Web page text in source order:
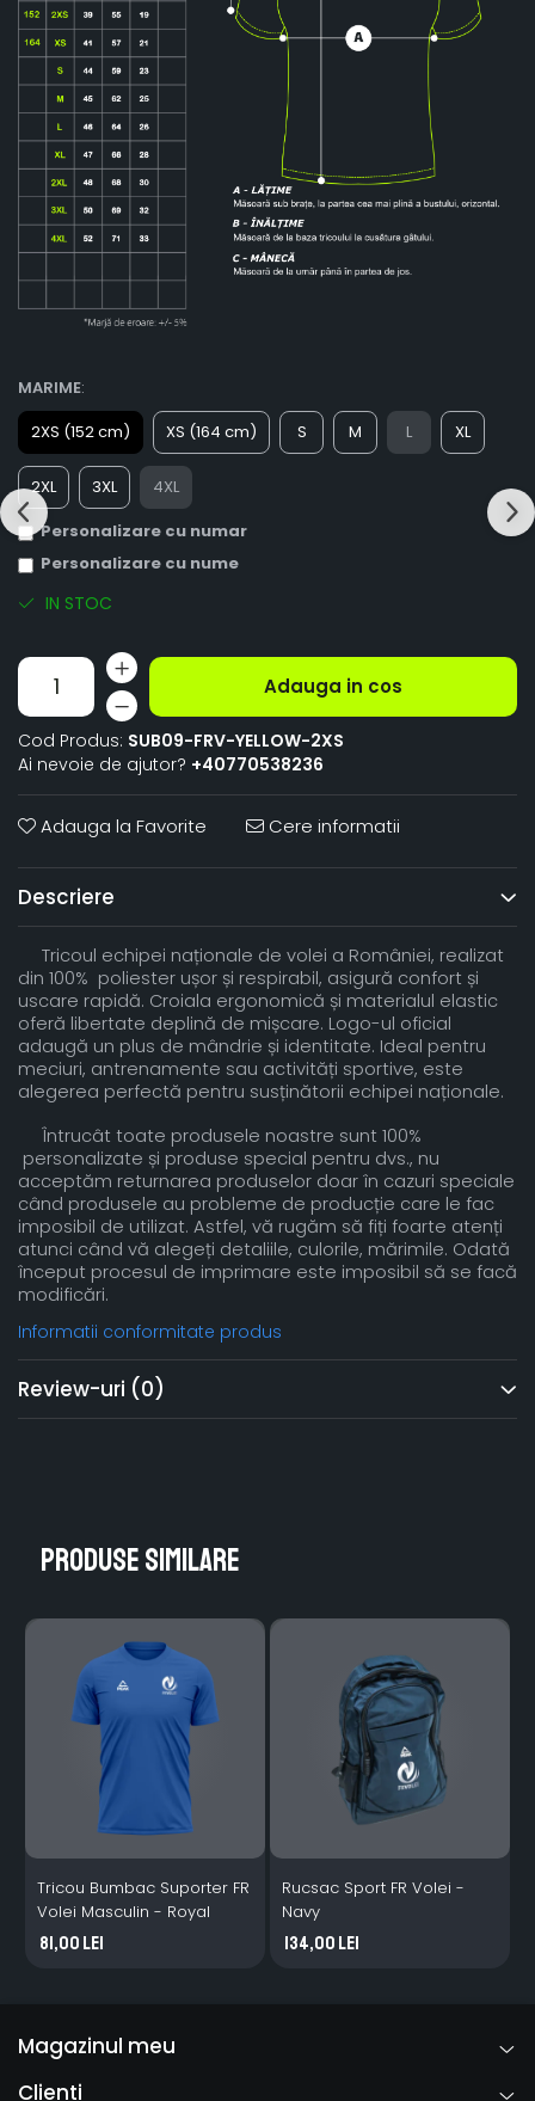
MARIME:
2XS (152 cm)
XS (164 cm) S M L XL
2XL 3XL
4XL
Personalizare cu numar
Personalizare cu nume
IN STOC
Adauga in cos
Cod Produs: SUB09-FRV-YELLOW-2XS
Ai nevoie de ajutor? +40770538236
Adauga la Favorite Cere informatii
Descriere
Tricoul echipei naționale de volei a României, realizat
din 100% poliester ușor și respirabil, asigură confort și
uscare rapidă. Croiala ergonomică și materialul elastic
oferă libertate deplină de mișcare. Logo-ul oficial
adaugă un plus de mândrie și identitate. Ideal pentru
meciuri, antrenamente sau activități sportive, este
alegerea perfectă pentru susținătorii echipei naționale.
Întrucât toate produsele noastre sunt 100%
personalizate și produse special pentru dvs., nu
acceptăm returnarea produselor doar în cazuri speciale
când produsele au probleme de producție care le fac
imposibil de utilizat. Astfel, vă rugăm să fiți foarte atenți
atunci când vă alegeți detaliile, culorile, mărimile. Odată
început procesul de imprimare este imposibil să se facă
modificări.
Informatii conformitate produs
Review-uri (0)
Produse similare
Tricou Bumbac Suporter FR
Volei Masculin - Royal
81,00 Lei
Rucsac Sport FR Volei -
Navy
134,00 Lei
Magazinul meu
Clienti